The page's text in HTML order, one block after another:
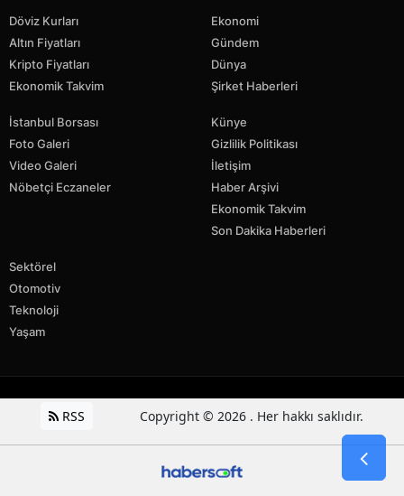
Döviz Kurları
Altın Fiyatları
Kripto Fiyatları
Ekonomik Takvim
Ekonomi
Gündem
Dünya
Şirket Haberleri
İstanbul Borsası
Foto Galeri
Video Galeri
Nöbetçi Eczaneler
Künye
Gizlilik Politikası
İletişim
Haber Arşivi
Ekonomik Takvim
Son Dakika Haberleri
Sektörel
Otomotiv
Teknoloji
Yaşam
RSS Copyright © 2026 . Her hakkı saklıdır.